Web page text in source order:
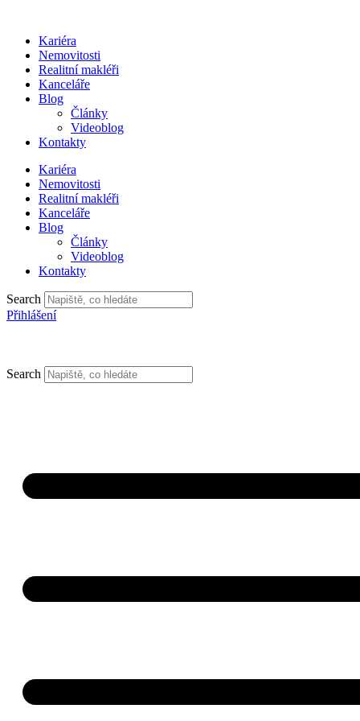
obsahuKariéra
Nemovitosti
Realitní makléři
Kanceláře
Blog
Články
Videoblog
Kontakty
Kariéra
Nemovitosti
Realitní makléři
Kanceláře
Blog
Články
Videoblog
Kontakty
Search
Přihlášení
Search